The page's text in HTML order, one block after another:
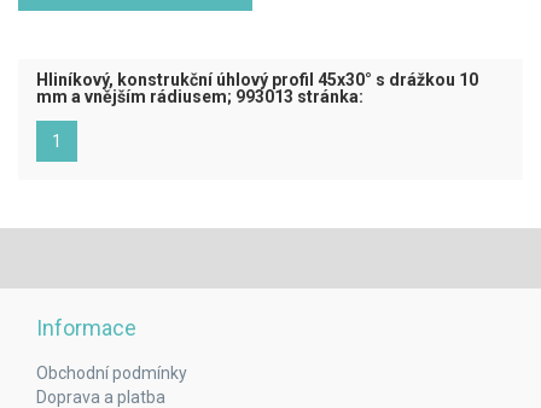
Hliníkový, konstrukční úhlový profil 45x30° s drážkou 10
mm a vnějším rádiusem; 993013 stránka:
1
Informace
Obchodní podmínky
Doprava a platba